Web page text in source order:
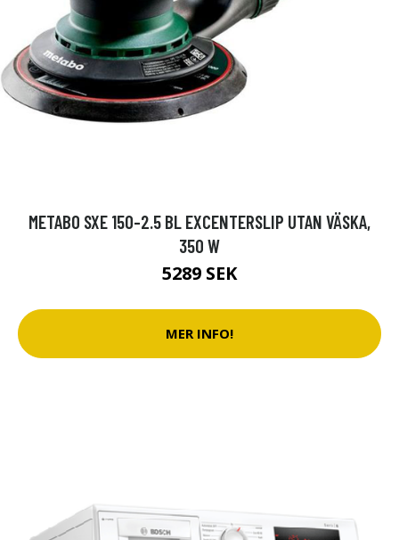
METABO SXE 150-2.5 BL EXCENTERSLIP UTAN VÄSKA,
350 W
5289 SEK
MER INFO!